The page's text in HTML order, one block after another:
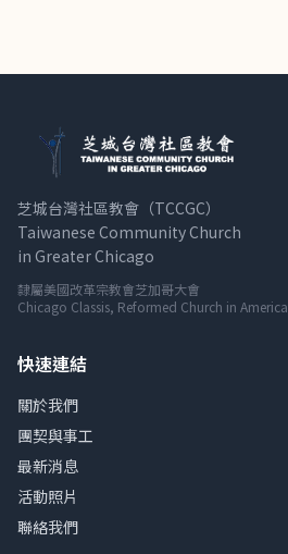
芝城台灣社區教會（TCCGC）
Taiwanese Community Church
in Greater Chicago
隸屬美國改革宗教會芝加哥大會
Chicago Classis, Reformed Church in America
快速連結
關於我們
團契與事工
最新消息
活動照片
聯絡我們